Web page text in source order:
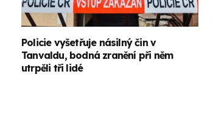
Policie vyšetřuje násilný čin v
Tanvaldu, bodná zranění při něm
utrpěli tři lidé